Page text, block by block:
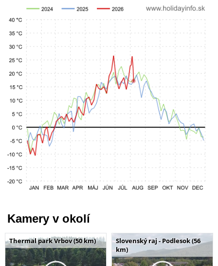
Kamery v okolí
Thermal park Vrbov (50 km)
Slovenský raj - Podlesok (56
km)